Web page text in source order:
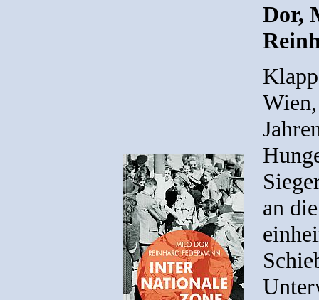
Dor,
an